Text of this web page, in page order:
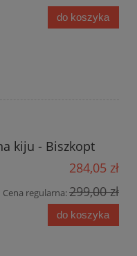
do koszyka
kiju - Biszkopt
284,05 zł
Cena regularna:299,00 zł
do koszyka